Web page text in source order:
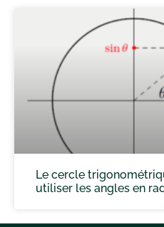
Le cercle
utiliser les angles en